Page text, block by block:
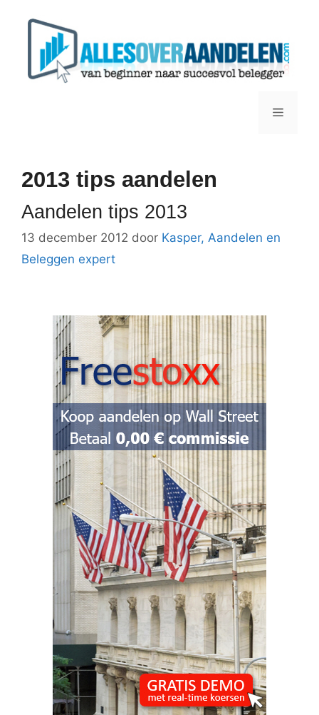
Menu
2013 tips aandelen
Aandelen tips 2013
13 december 2012 door Kasper, Aandelen en
Beleggen expert